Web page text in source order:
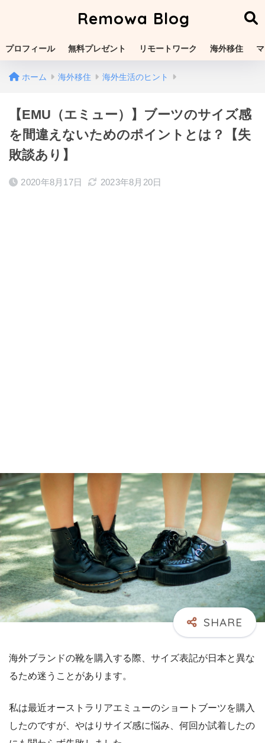
Remowa Blog
プロフィール 無料プレゼント リモートワーク 海外移住
ホーム 海外移住 海外生活のヒント
【EMU（エミュー）】ブーツのサイズ感
を間違えないためのポイントとは？【失
敗談あり】
2020年8月17日 2023年8月20日
海外ブランドの靴を購入する際、サイズ表記が日本と異な
るため迷うことがあります。
私は最近オーストラリアエミューのショートブーツを購入
したのですが、やはりサイズ感に悩み、何回か試着したの